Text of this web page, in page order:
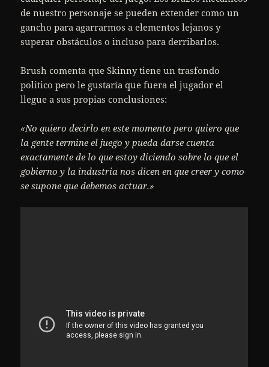
de nuestro personaje se pueden extender como un
gancho para agarrarmos a elementos lejanos y
superar obstáculos o incluso para derribarlos.
Brush comenta que Skinny tiene un trasfondo
politico pero le gustaría que fuera el jugador el
llegue a sus propias conclusiones:
«No quiero decirlo en este momento pero quiero que
la gente termine el juego y pueda darse cuenta
exactamente de lo que estoy diciendo sobre lo que el
gobierno y la industria nos dicen en que creer y como
se supone que debemos actuar.»